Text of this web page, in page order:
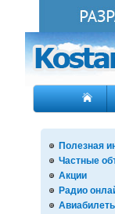
Полезная
Частные
Акции
Радио